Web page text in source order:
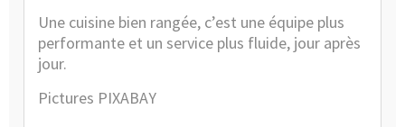
Une cuisine bien rangée, c’est une équipe plus
performante et un service plus fluide, jour après
jour.
Pictures PIXABAY